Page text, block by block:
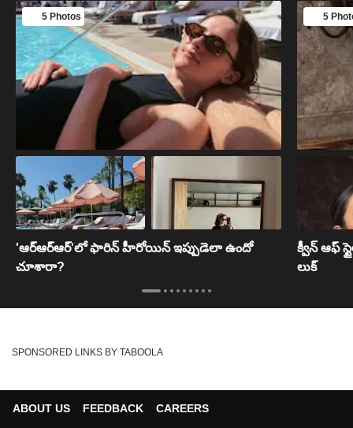
5 Photos
'ఆర్ఆర్ఆర్'లో ఫారిన్ హీరోయిన్ ఇప్పుడెలా ఉందో
చూశారా?
5
క్వీన్ ఆఫ్
లుక్
SPONSORED LINKS BY TABOOLA
ABOUT US FEEDBACK
CAREERS